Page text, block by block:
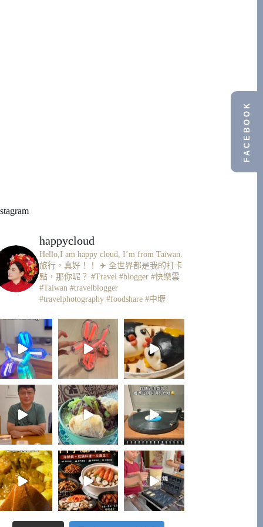
happycloud
Hello,I am happy cloud, I’m from Taiwan.
旅行，真好！！ ✈️ 全世界都是我的打卡
點，那你呢？ #Travel #blogger #快樂雲
#Taiwan #travelblogger
#travelphotography #foodshare #中壢
FACEBOOK